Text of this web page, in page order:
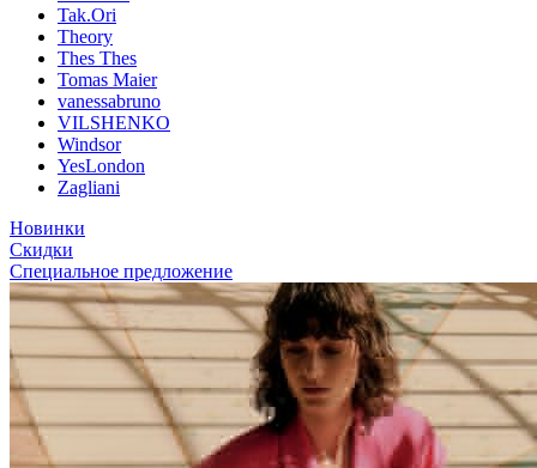
Tak.Ori
Theory
Thes Thes
Tomas Maier
vanessabruno
VILSHENKO
Windsor
YesLondon
Zagliani
Новинки
Скидки
Специальное предложение